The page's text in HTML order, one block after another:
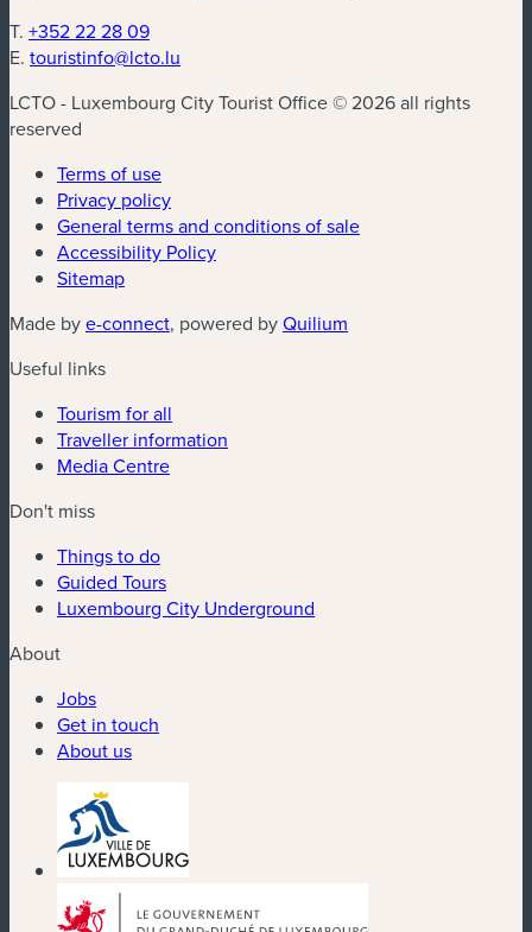
T. +352 22 28 09
E. touristinfo@lcto.lu
LCTO - Luxembourg City Tourist Office © 2026 all rights
reserved
Terms of use
Privacy policy
General terms and conditions of sale
Accessibility Policy
Sitemap
Made bye-connect(new window)
, powered byQuilium
Useful links
Tourism for all
Traveller information
Media Centre
Don't miss
Things to do
Guided Tours
Luxembourg City Underground
About
Jobs
Get in touch
About us